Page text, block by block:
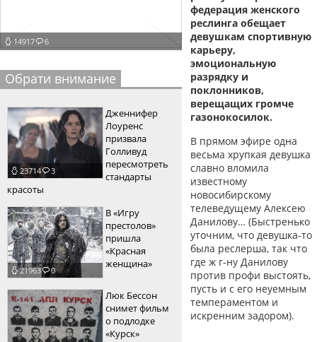
пїЅпїЅпїЅпїЅпїЅпїЅпїЅпїЅпїЅпїЅпїЅ
пїЅпїЅпїЅ
пїЅпїЅпїЅпїЅпїЅпїЅпїЅпїЅпїЅ
пїЅпїЅпїЅ пїЅпїЅпїЅпїЅпїЅ
пїЅпїЅпїЅ пїЅпїЅпїЅпїЅпїЅпїЅ
пїЅпїЅпїЅпїЅпїЅ
пїЅпїЅпїЅпїЅпїЅпїЅпїЅпїЅпїЅпїЅ
пїЅпїЅпїЅпїЅпїЅпїЅпїЅпїЅпїЅпїЅ
14917 6
Обрати внимание
23714 3
Дженнифер
Лоуренс
призвала
Голливуд
пересмотреть
стандарты
красоты
21963 0
В «Игру
престолов»
пришла
«Красная
женщина»
Люк Бессон
снимет фильм
о подлодке
«Курск»
федерация женского
реслинга обещает
девушкам спортивную
карьеру,
эмоциональную
разрядку и
поклонников,
верещащих громче
газонокосилок.
В прямом эфире одна
весьма хрупкая девушка
славно вломила
известному
новосибирскому
телеведущему Алексею
Данилову… (Быстренько
уточним, что девушка-то
была реслерша, так что
где ж г-ну Данилову
против профи выстоять,
пусть и с его неуемным
темпераментом и
искренним задором).